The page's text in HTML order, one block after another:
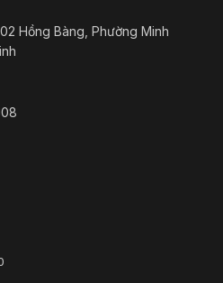
Hồng Bàng, Phường Minh